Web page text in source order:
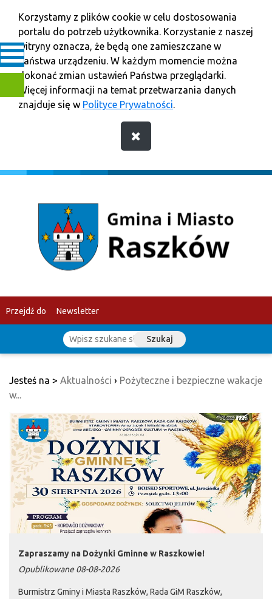
Korzystamy z plików cookie w celu dostosowania
portalu do potrzeb użytkownika. Korzystanie z naszej
witryny oznacza, że będą one zamieszczane w
Państwa urządzeniu. W każdym momencie można
dokonać zmian ustawień Państwa przeglądarki.
Więcej informacji na temat przetwarzania danych
znajduje się w Polityce Prywatności.
Przejdź do Newsletter
Szukaj
Jesteś na > Aktualności › Pożyteczne i bezpieczne wakacje
w...
Zapraszamy na Dożynki Gminne w Raszkowie!
Opublikowane 08-08-2026
Burmistrz Gminy i Miasta Raszków, Rada GiM Raszków,